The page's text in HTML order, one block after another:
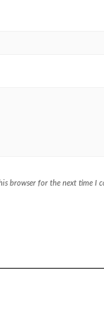
browser for the next time I